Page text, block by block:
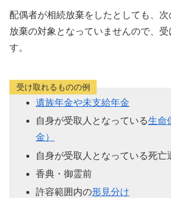
配偶者が相続放棄をしたとしても、
放棄の対象となっていませんので、受
す。
受け取れるものの例
遺族年金や未支給年金
自身が受取人となっている生命
金）
自身が受取人となっている死亡
香典・御霊前
許容範囲内の形見分け